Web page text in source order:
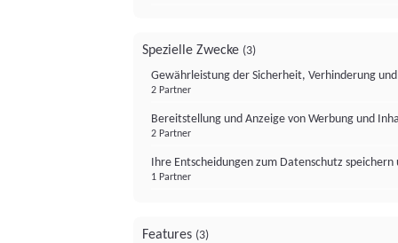
Spezielle Zwecke (3)
Gewährleistung der Sicherheit, Verhinderung
2 Partner
Bereitstellung und Anzeige von Werbung und
2 Partner
Ihre Entscheidungen zum Datenschutz
1 Partner
Features (3)